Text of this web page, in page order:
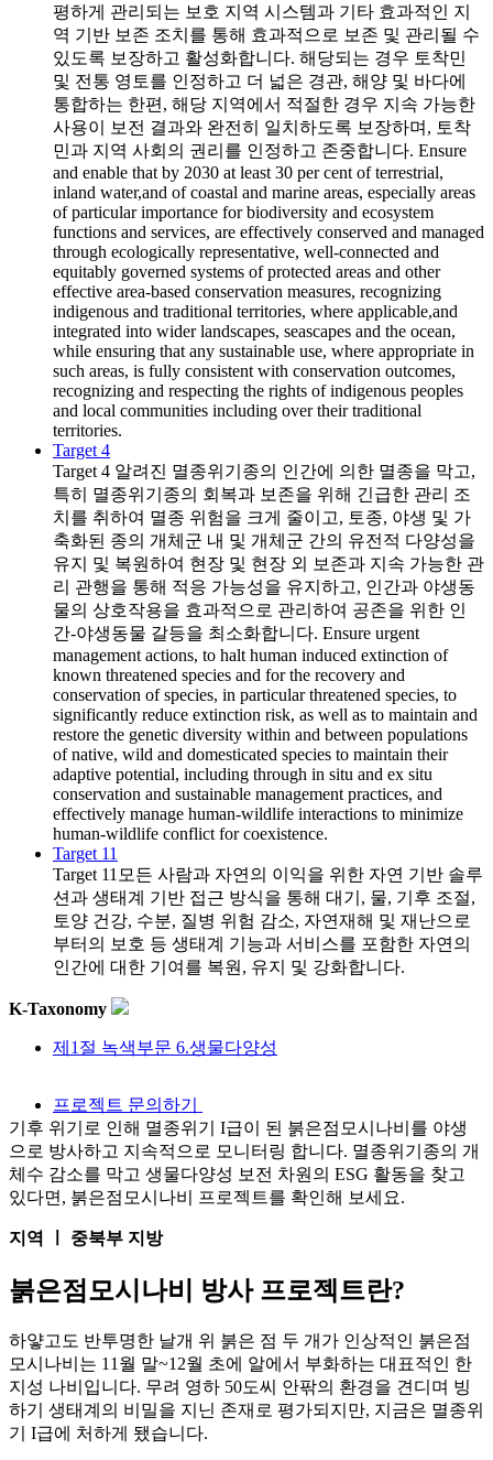
평하게 관리되는 보호 지역 시스템과 기타 효과적인 지
역 기반 보존 조치를 통해 효과적으로 보존 및 관리될 수
있도록 보장하고 활성화합니다. 해당되는 경우 토착민
및 전통 영토를 인정하고 더 넓은 경관, 해양 및 바다에
통합하는 한편, 해당 지역에서 적절한 경우 지속 가능한
사용이 보전 결과와 완전히 일치하도록 보장하며, 토착
민과 지역 사회의 권리를 인정하고 존중합니다. Ensure
and enable that by 2030 at least 30 per cent of terrestrial,
inland water,and of coastal and marine areas, especially areas
of particular importance for biodiversity and ecosystem
functions and services, are effectively conserved and managed
through ecologically representative, well-connected and
equitably governed systems of protected areas and other
effective area-based conservation measures, recognizing
indigenous and traditional territories, where applicable,and
integrated into wider landscapes, seascapes and the ocean,
while ensuring that any sustainable use, where appropriate in
such areas, is fully consistent with conservation outcomes,
recognizing and respecting the rights of indigenous peoples
and local communities including over their traditional
territories.
Target 4
Target 4 알려진 멸종위기종의 인간에 의한 멸종을 막고,
특히 멸종위기종의 회복과 보존을 위해 긴급한 관리 조
치를 취하여 멸종 위험을 크게 줄이고, 토종, 야생 및 가
축화된 종의 개체군 내 및 개체군 간의 유전적 다양성을
유지 및 복원하여 현장 및 현장 외 보존과 지속 가능한 관
리 관행을 통해 적응 가능성을 유지하고, 인간과 야생동
물의 상호작용을 효과적으로 관리하여 공존을 위한 인
간-야생동물 갈등을 최소화합니다. Ensure urgent
management actions, to halt human induced extinction of
known threatened species and for the recovery and
conservation of species, in particular threatened species, to
significantly reduce extinction risk, as well as to maintain and
restore the genetic diversity within and between populations
of native, wild and domesticated species to maintain their
adaptive potential, including through in situ and ex situ
conservation and sustainable management practices, and
effectively manage human-wildlife interactions to minimize
human-wildlife conflict for coexistence.
Target 11
Target 11 모든 사람과 자연의 이익을 위한 자연 기반 솔루
션과 생태계 기반 접근 방식을 통해 대기, 물, 기후 조절,
토양 건강, 수분, 질병 위험 감소, 자연재해 및 재난으로
부터의 보호 등 생태계 기능과 서비스를 포함한 자연의
인간에 대한 기여를 복원, 유지 및 강화합니다.
K-Taxonomy
제1절 녹색부문 6.생물다양성
프로젝트 문의하기
기후 위기로 인해 멸종위기 I급이 된 붉은점모시나비를 야생
으로 방사하고 지속적으로 모니터링 합니다. 멸종위기종의 개
체수 감소를 막고 생물다양성 보전 차원의 ESG 활동을 찾고
있다면, 붉은점모시나비 프로젝트를 확인해 보세요.
지역 ㅣ 중북부 지방
붉은점모시나비 방사 프로젝트란?
하얗고도 반투명한 날개 위 붉은 점 두 개가 인상적인 붉은점
모시나비는 11월 말~12월 초에 알에서 부화하는 대표적인 한
지성 나비입니다. 무려 영하 50도씨 안팎의 환경을 견디며 빙
하기 생태계의 비밀을 지닌 존재로 평가되지만, 지금은 멸종위
기 I급에 처하게 됐습니다.